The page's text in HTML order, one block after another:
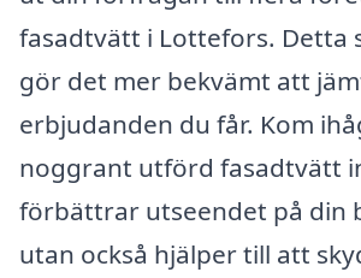
fasadtvätt i Lottefors. Detta
gör det mer bekvämt att
erbjudanden du får. Kom
noggrant utförd fasadtvätt
förbättrar utseendet på din
utan också hjälper till att